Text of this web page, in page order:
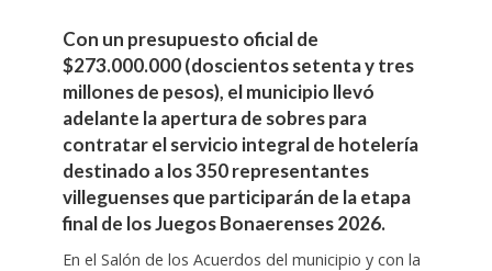
Con un presupuesto oficial de
$273.000.000 (doscientos setenta y tres
millones de pesos), el municipio llevó
adelante la apertura de sobres para
contratar el servicio integral de hotelería
destinado a los 350 representantes
villeguenses que participarán de la etapa
final de los Juegos Bonaerenses 2026.
En el Salón de los Acuerdos del municipio y con la